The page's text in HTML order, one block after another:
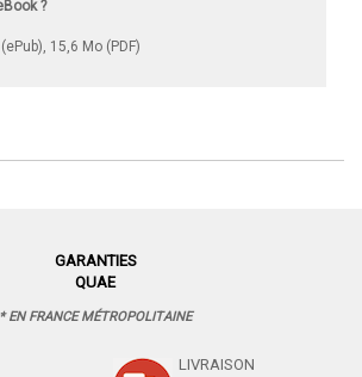
?
15,6 Mo (PDF)
GARANTIES
QUAE
* EN FRANCE MÉTROPOLITAINE
LIVRAISON